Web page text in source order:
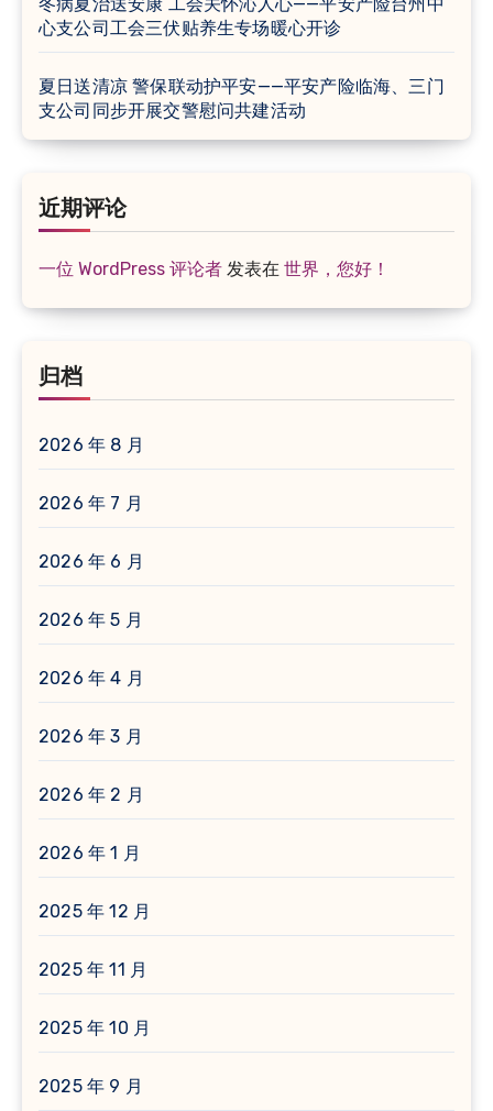
心支公司工会三伏贴养生专场暖心开诊
夏日送清凉 警保联动护平安——平安产险临海、三门
支公司同步开展交警慰问共建活动
近期评论
一位 WordPress 评论者 发表在 世界，您好！
归档
2026 年 8 月
2026 年 7 月
2026 年 6 月
2026 年 5 月
2026 年 4 月
2026 年 3 月
2026 年 2 月
2026 年 1 月
2025 年 12 月
2025 年 11 月
2025 年 10 月
2025 年 9 月